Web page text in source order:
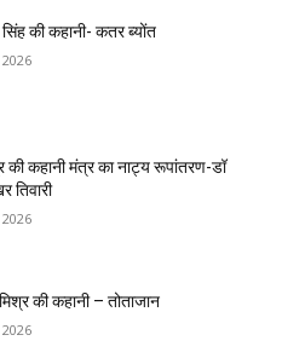
सिंह की कहानी- कतर ब्योंत
की कहानी मंत्र का नाट्य रूपांतरण-डॉ
तिवारी
की कहानी – तोताजान